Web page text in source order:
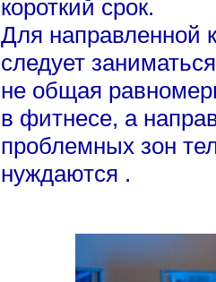
короткий срок.
Для направленной
следует
не общая
в фитнесе, а
проблемных зон
нуждаются .